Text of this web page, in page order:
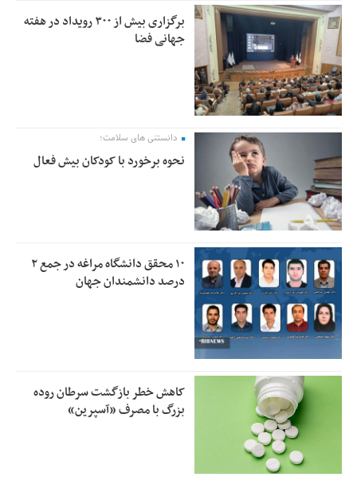
برگزاری بیش از ۳۰۰ رویداد در هفته
جهانی فضا
دانستنی های سلامت؛
نحوه برخورد با کودکان بیش فعال
۱۰ محقق دانشگاه مراغه در جمع ۲
درصد دانشمندان جهان
کاهش خطر بازگشت سرطان روده
بزرگ با مصرف «آسپرین»